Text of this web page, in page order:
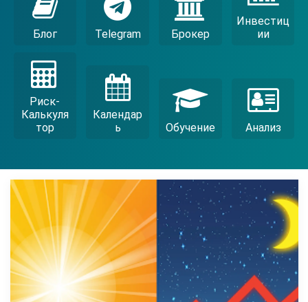
Блог Telegram Брокер
Инвестиц
Ии
Риск-
Калькуля
Тор
Календар
Ь
Обучение Анализ